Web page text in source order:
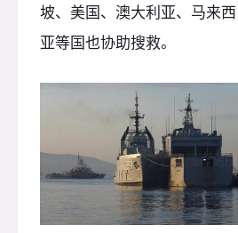
坡、美国、澳大利亚、马来西
亚等国也协助搜救。